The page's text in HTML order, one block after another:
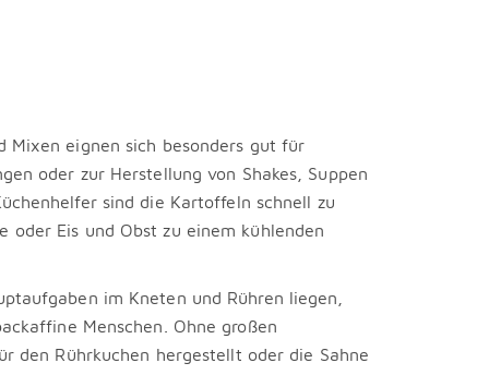
Mixen eignen sich besonders gut für
oder zur Herstellung von Shakes, Suppen
sind die Kartoffeln schnell zu
oder Eis und Obst zu einem kühlenden
im Kneten und Rühren liegen,
Menschen. Ohne großen
den Rührkuchen hergestellt oder die Sahne